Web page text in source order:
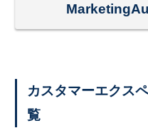
カスタマーエクス
覧